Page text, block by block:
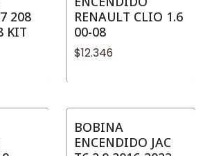
208
KIT
RENAULT CLIO 1.6
00-08
$12.346
BOBINA
ENCENDIDO JAC